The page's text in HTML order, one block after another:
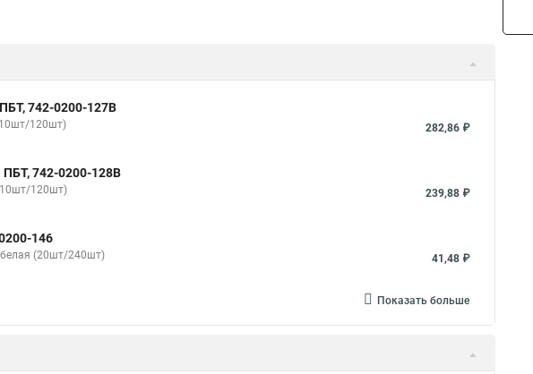
742-0200-127B
120шт) 282,86 ₽
ПБТ, 742-0200-128B
120шт) 239,88 ₽
146
белая (20шт/240шт) 41,48 ₽
Показать больше